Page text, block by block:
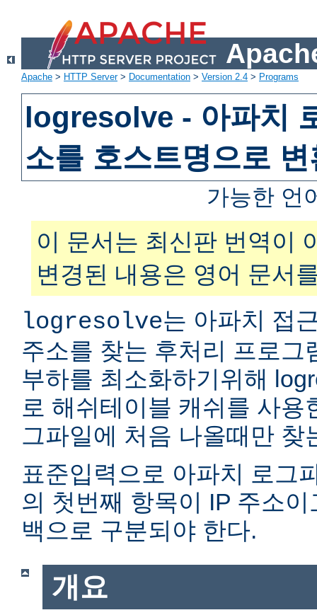
Apache > HTTP Server> Documentation > Version 2.4 > Programs
logresolve - 아파치
소를 호스트명으로
가능한 언
이 문서는 최신판 번역이
변경된 내용은 영어 문서
logresolve는 아파치 접
주소를 찾는 후처리 프로그
부하를 최소화하기위해
로 해쉬테이블 캐쉬를 사용
그파일에 처음 나올때만 찾
표준입력으로 아파치 로그
의 첫번째 항목이 IP 주소
백으로 구분되야 한다.
개요